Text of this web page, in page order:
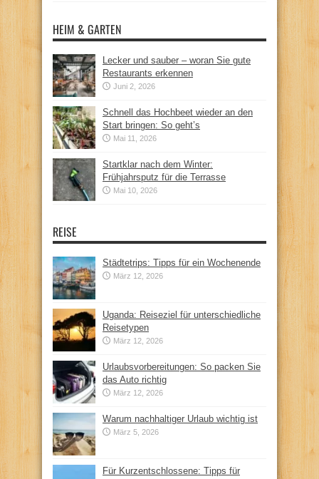
HEIM & GARTEN
Lecker und sauber – woran Sie gute
Restaurants erkennen
Juni 2, 2026
Schnell das Hochbeet wieder an den
Start bringen: So geht’s
Mai 11, 2026
Startklar nach dem Winter:
Frühjahrsputz für die Terrasse
Mai 10, 2026
REISE
Städtetrips: Tipps für ein Wochenende
März 12, 2026
Uganda: Reiseziel für unterschiedliche
Reisetypen
März 12, 2026
Urlaubsvorbereitungen: So packen Sie
das Auto richtig
März 12, 2026
Warum nachhaltiger Urlaub wichtig ist
März 5, 2026
Für Kurzentschlossene: Tipps für